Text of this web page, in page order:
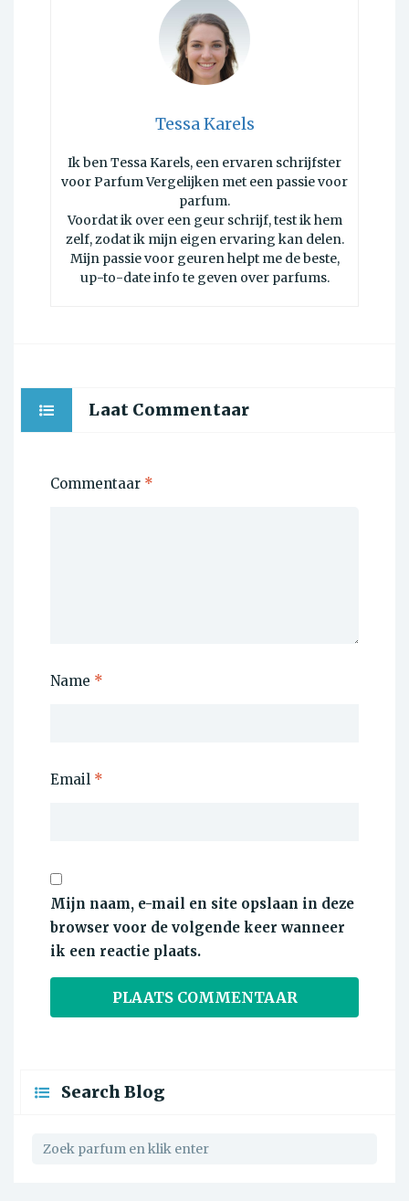
Tessa Karels
Ik ben Tessa Karels, een ervaren schrijfster
voor Parfum Vergelijken met een passie voor
parfum.
Voordat ik over een geur schrijf, test ik hem
zelf, zodat ik mijn eigen ervaring kan delen.
Mijn passie voor geuren helpt me de beste,
up-to-date info te geven over parfums.
Laat Commentaar
Commentaar *
Name *
Email *
Mijn naam, e-mail en site opslaan in deze
browser voor de volgende keer wanneer
ik een reactie plaats.
Search Blog